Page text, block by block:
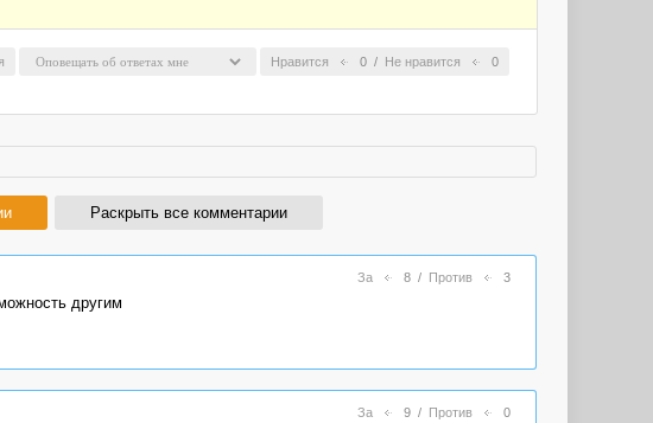
Нравится 0 / Не нравится 0
Раскрыть все комментарии
За 8/ Против 3
другим
За 9/ Против 0